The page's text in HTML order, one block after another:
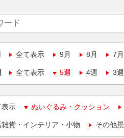
全て表示 9月 8月 7月
全て表示 5週 4週 3週
表示 ぬいぐるみ・クッション
貨・インテリア・小物 その他